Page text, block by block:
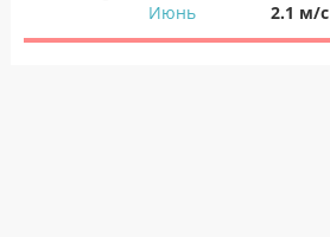
Июнь
2.1 м/с